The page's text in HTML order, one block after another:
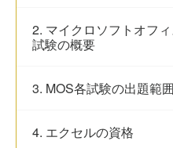
2. マイクロソフトオフ
試験の概要
3. MOS各試験の出題範囲
4. エクセルの資格